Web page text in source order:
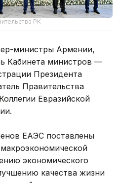
РК
министры Армении,
Кабинета министров —
Президента
Правительства
Евразийской
ЕАЭС поставлены
экономического
качества жизни